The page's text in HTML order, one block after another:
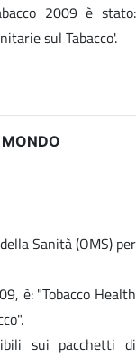
2009 è stato:
sul Tabacco'.
MONDO
Sanità (OMS) per
è: "Tobacco Health
sui pacchetti di